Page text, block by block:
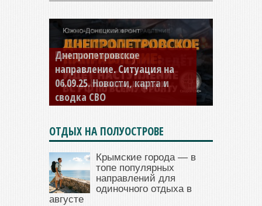
Константиновское
направление. Ситуация на
04.09.25 Новости, карта и
сводка СВО
ОТДЫХ НА ПОЛУОСТРОВЕ
Крымские города — в
топе популярных
направлений для
одиночного отдыха в
августе